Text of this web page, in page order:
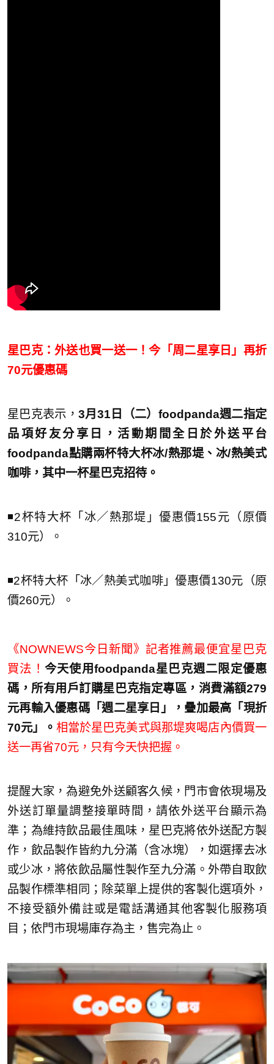
星巴克：外送也買一送一！今「周二星享日」再折
70元優惠碼
星巴克表示，3月31日（二）foodpanda週二指定
品項好友分享日，活動期間全日於外送平台
foodpanda點購兩杯特大杯冰/熱那堤、冰/熱美式
咖啡，其中一杯星巴克招待。
◾️2杯特大杯「冰／熱那堤」優惠價155元（原價
310元）。
◾️2杯特大杯「冰／熱美式咖啡」優惠價130元（原
價260元）。
《NOWNEWS今日新聞》記者推薦最便宜星巴克
買法！ 今天使用foodpanda星巴克週二限定優惠
碼，所有用戶訂購星巴克指定專區，消費滿額279
元再輸入優惠碼「週二星享日」，疊加最高「現折
70元」。 相當於星巴克美式與那堤爽喝店內價買一
送一再省70元，只有今天快把握。
提醒大家，為避免外送顧客久候，門市會依現場及
外送訂單量調整接單時間，請依外送平台顯示為
準；為維持飲品最佳風味，星巴克將依外送配方製
作，飲品製作皆約九分滿（含冰塊），如選擇去冰
或少冰，將依飲品屬性製作至九分滿。外帶自取飲
品製作標準相同；除菜單上提供的客製化選項外，
不接受額外備註或是電話溝通其他客製化服務項
目；依門市現場庫存為主，售完為止。